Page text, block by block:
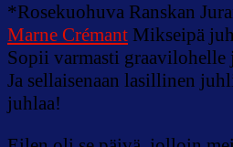
*Rosekuohuva Ranskan
Marne Crémant Mikseipä
Sopii varmasti
Ja sellaisenaan lasillinen
juhlaa!